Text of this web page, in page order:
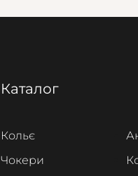
Каталог
Кольє
Чокери